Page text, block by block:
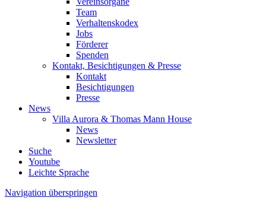
Team
Verhaltenskodex
Jobs
Förderer
Spenden
Kontakt, Besichtigungen & Presse
Kontakt
Besichtigungen
Presse
News
Villa Aurora & Thomas Mann House
News
Newsletter
Suche
Youtube
Leichte Sprache
Navigation überspringen